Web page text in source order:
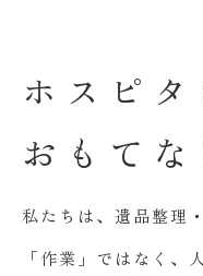
ホ ス ピ タ
お も て な
私たちは、遺品整理
「作業」ではなく、